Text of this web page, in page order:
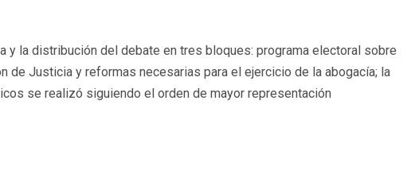
y la distribución del debate en tres bloques: programa electoral sobre
de Justicia y reformas necesarias para el ejercicio de la abogacía; la
se realizó siguiendo el orden de mayor representación